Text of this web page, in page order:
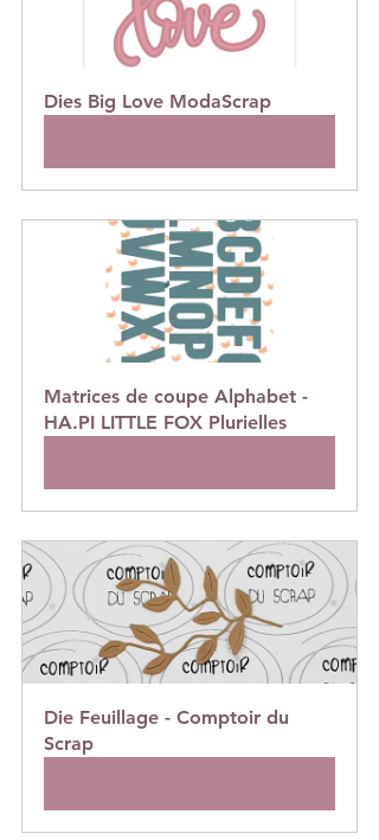
Dies Big Love ModaScrap
Matrices de coupe Alphabet -
HA.PI LITTLE FOX Plurielles
Die Feuillage - Comptoir du
Scrap